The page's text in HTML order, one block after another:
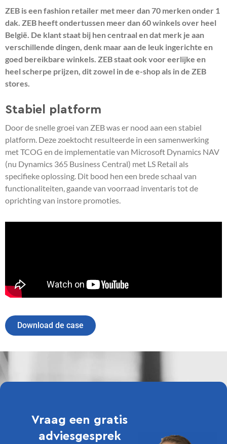
ZEB is een fashion retailer met meer dan 70 merken onder 1
dak. ZEB heeft ondertussen meer dan 60 winkels over heel
België. De klant staat bij hen centraal en dat merk je aan
verschillende dingen, denk maar aan de leuk ingerichte en
goed bereikbare winkels. ZEB staat ook voor eerlijke en
heel scherpe prijzen, dit zowel in de e-shop als in de ZEB
stores.
Stabiel platform
Door de snelle groei van ZEB was er nood aan een stabiel
platform. Deze zoektocht resulteerde in een samenwerking
met TCOG en de implementatie van Microsoft Dynamics NAV
(nu Dynamics 365 Business Central) met LS Retail als
specifieke oplossing. Dit bood hen een brede schaal van
functionaliteiten, gaande van voorraad inventaris tot de
oprichting van instore promoties.
Download de case
Vraag een gratis
adviesgesprek